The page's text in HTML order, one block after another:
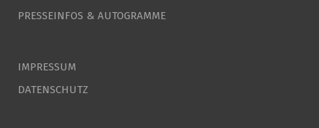
PRESSEINFOS & AUTOGRAMME
IMPRESSUM
DATENSCHUTZ